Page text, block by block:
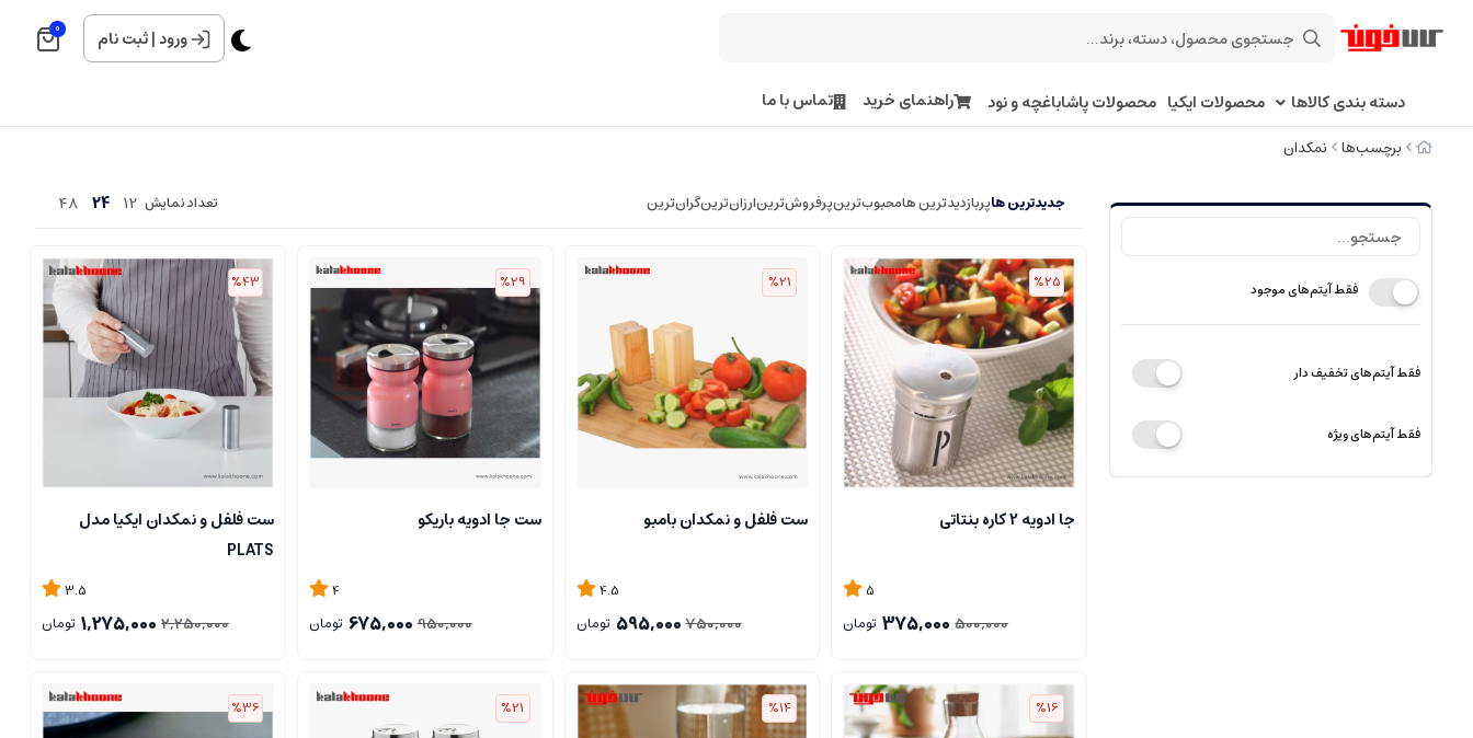
ورود|ثبت نام 0
دسته بندی کالاها محصولات ایکیا محصولات پاشاباغچه و نود راهنمای خرید تماس با ما
برچسب‌ها نمکدان
فقط آیتم‌های موجود
فقط آیتم‌های تخفیف دار
فقط آیتم‌های ویژه
جدیدترین هاپربازدیدترین هامحبوب‌‌ترینپرفروش‌ترینارزان‌ترینگران‌ترین تعداد نمایش 12
24
48
%25
جا ادویه 2 کاره بنتاتی
5
500,000
375,000 تومان
%21
ست فلفل و نمکدان بامبو
4.5
750,000
595,000 تومان
%29
ست جا ادویه باریکو
4
950,000
675,000 تومان
%43
ست فلفل و نمکدان ایکیا مدل
PLATS
3.5
2,250,000
1,275,000 تومان
%16
%14
%21
%36